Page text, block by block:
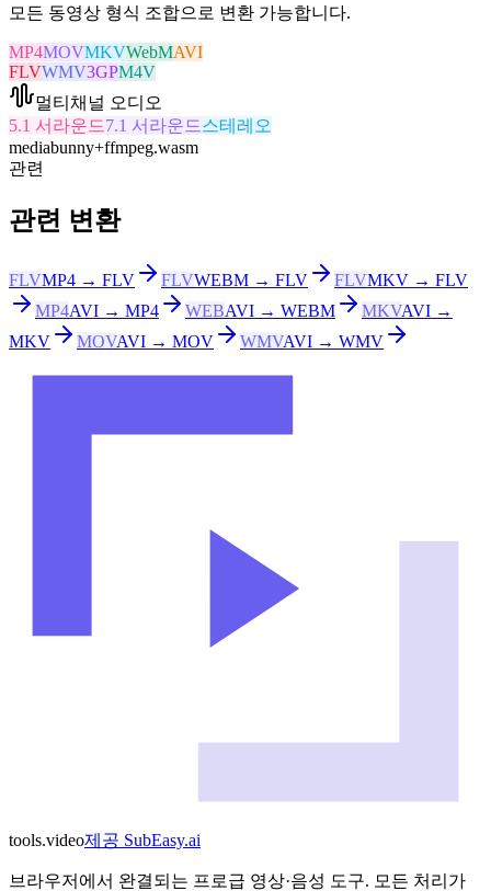
모든 동영상 형식 조합으로 변환 가능합니다.
MP4MOVMKVWebMAVI
FLVWMV3GPM4V
멀티채널 오디오
5.1 서라운드7.1 서라운드스테레오
mediabunny+ffmpeg.wasm
관련
관련 변환
FLVMP4 → FLV FLVWEBM → FLV FLVMKV → FLV
MP4AVI → MP4 WEBAVI → WEBM MKVAVI →
MKV
MOVAVI → MOV WMVAVI → WMV
tools.video제공 SubEasy.ai
브라우저에서 완결되는 프로급 영상·음성 도구. 모든 처리가